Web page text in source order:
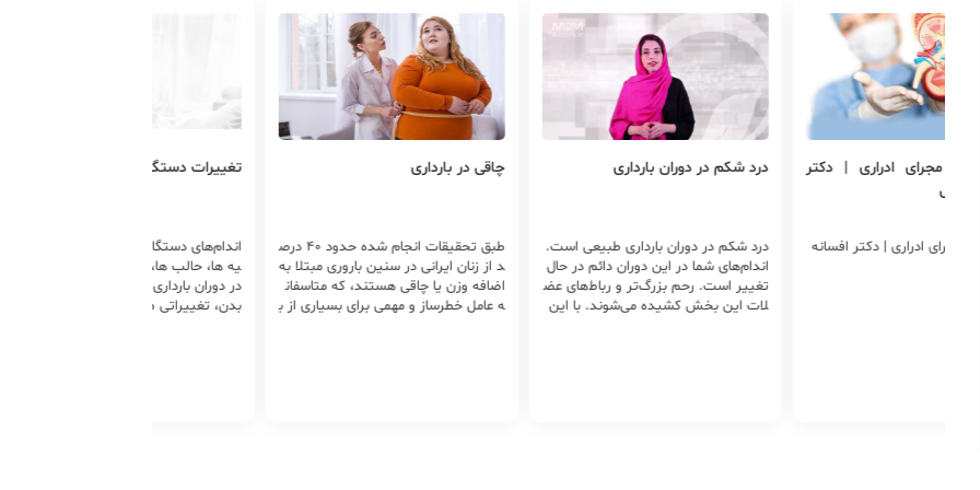
مجرای ادراری | دکتر
مجرای ادراری | دکتر افسانه
درد شکم در دوران بارداری
درد شکم در دوران بارداری طبیعی است.
اندام‌های شما در این دوران دائم در حال
تغییر است. رحم بزرگ‌تر و ربا‌ط‌های عض
لات این بخش کشیده می‌شوند. با این
چاقی در بارداری
طبق تحقیقات انجام شده حدود ۴۰ درص
د از زنان ایرانی در سنین باروری مبتلا به
اضافه وزن یا چاقی هستند، که متاسفان
ه عامل خطرساز و مهمی برای بسیاری از ب
تغییرات دستگاه ادراری در بارداری
اندام‌های دستگاه ادراری هر فرد شامل کل
یه ها، حالب ها، مثانه و پیشابراه است.
در دوران بارداری با توجه به شرایط جدید
بدن، تغییراتی طبیعی جهت انطباق در